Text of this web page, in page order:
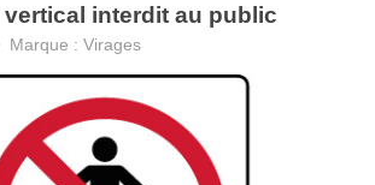
vertical interdit au public
Marque : Virages